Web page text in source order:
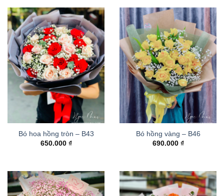
Bó hoa hồng tròn – B43
650.000 ₫
Bó hồng vàng – B46
690.000 ₫